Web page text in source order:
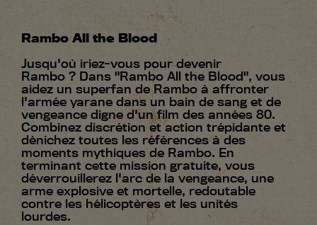
Rambo All the Blood
Jusqu'où iriez-vous pour devenir
Rambo ? Dans "Rambo All the Blood", vous
aidez un superfan de Rambo à affronter
l'armée yarane dans un bain de sang et de
vengeance digne d'un film des années 80.
Combinez discrétion et action trépidante et
dénichez toutes les références à des
moments mythiques de Rambo. En
terminant cette mission gratuite, vous
déverrouillerez l'arc de la vengeance, une
arme explosive et mortelle, redoutable
contre les hélicoptères et les unités
lourdes.